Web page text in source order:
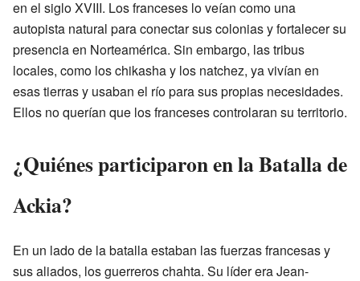
en el siglo XVIII. Los franceses lo veían como una
autopista natural para conectar sus colonias y fortalecer su
presencia en Norteamérica. Sin embargo, las tribus
locales, como los chikasha y los natchez, ya vivían en
esas tierras y usaban el río para sus propias necesidades.
Ellos no querían que los franceses controlaran su territorio.
¿Quiénes participaron en la Batalla de
Ackia?
En un lado de la batalla estaban las fuerzas francesas y
sus aliados, los guerreros chahta. Su líder era Jean-